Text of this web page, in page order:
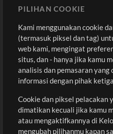
Sound
Pembelian
Beli Kredit
Konten Gratis
Permintaan Lagu
Lain-lain
Sesi
Kirimkan musik kamu
PILIHAN COOKIE
Kami menggunakan cookie
(termasuk piksel dan tag)
web kami, mengingat
situs, dan - hanya jika kamu
analisis dan pemasaran yang
informasi dengan pihak
Cookie dan piksel pelacakan
dimatikan kecuali jika kamu
atau mengaktifkannya di
mengubah pilihanmu kapan